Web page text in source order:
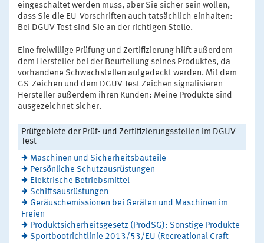
eingeschaltet werden muss, aber Sie sicher sein wollen,
dass Sie die EU-Vorschriften auch tatsächlich einhalten:
Bei DGUV Test sind Sie an der richtigen Stelle.
Eine freiwillige Prüfung und Zertifizierung hilft außerdem
dem Hersteller bei der Beurteilung seines Produktes, da
vorhandene Schwachstellen aufgedeckt werden. Mit dem
GS-Zeichen und dem DGUV Test Zeichen signalisieren
Hersteller außerdem ihren Kunden: Meine Produkte sind
ausgezeichnet sicher.
Prüfgebiete der Prüf- und Zertifizierungsstellen im DGUV
Test
Maschinen und Sicherheitsbauteile
Persönliche Schutzausrüstungen
Elektrische Betriebsmittel
Schiffsausrüstungen
Geräuschemissionen bei Geräten und Maschinen im
Freien
Produktsicherheitsgesetz (ProdSG): Sonstige Produkte
Sportbootrichtlinie 2013/53/EU (Recreational Craft